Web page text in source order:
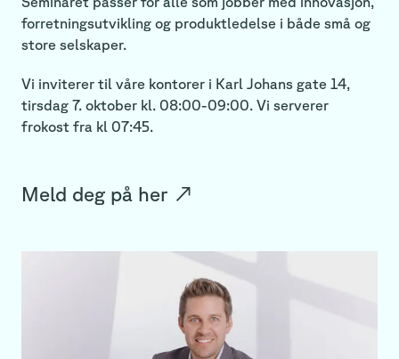
forretningsutvikling og produktledelse i både små og
store selskaper.
Vi inviterer til våre kontorer i Karl Johans gate 14,
tirsdag 7. oktober kl. 08:00-09:00. Vi serverer
frokost fra kl 07:45.
Meld deg på her ↗